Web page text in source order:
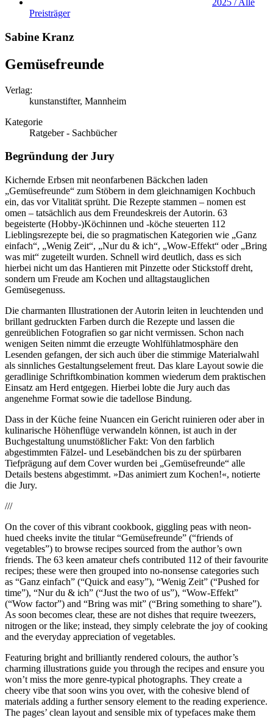
2025 / Alle
Preisträger
Sabine Kranz
Gemüsefreunde
Verlag:
kunstanstifter, Mannheim
Kategorie
Ratgeber - Sachbücher
Begründung der Jury
Kichernde Erbsen mit neonfarbenen Bäckchen laden
„Gemüsefreunde“ zum Stöbern in dem gleichnamigen Kochbuch
ein, das vor Vitalität sprüht. Die Rezepte stammen – nomen est
omen – tatsächlich aus dem Freundeskreis der Autorin. 63
begeisterte (Hobby-)Köchinnen und -köche steuerten 112
Lieblingsrezepte bei, die so pragmatischen Kategorien wie „Ganz
einfach“, „Wenig Zeit“, „Nur du & ich“, „Wow-Effekt“ oder „Bring
was mit“ zugeteilt wurden. Schnell wird deutlich, dass es sich
hierbei nicht um das Hantieren mit Pinzette oder Stickstoff dreht,
sondern um Freude am Kochen und alltagstauglichen
Gemüsegenuss.
Die charmanten Illustrationen der Autorin leiten in leuchtenden und
brillant gedruckten Farben durch die Rezepte und lassen die
genreüblichen Fotografien so gar nicht vermissen. Schon nach
wenigen Seiten nimmt die erzeugte Wohlfühlatmosphäre den
Lesenden gefangen, der sich auch über die stimmige Materialwahl
als sinnliches Gestaltungselement freut. Das klare Layout sowie die
geradlinige Schriftkombination kommen wiederum dem praktischen
Einsatz am Herd entgegen. Hierbei lobte die Jury auch das
angenehme Format sowie die tadellose Bindung.
Dass in der Küche feine Nuancen ein Gericht ruinieren oder aber in
kulinarische Höhenflüge verwandeln können, ist auch in der
Buchgestaltung unumstößlicher Fakt: Von den farblich
abgestimmten Fälzel- und Lesebändchen bis zu der spürbaren
Tiefprägung auf dem Cover wurden bei „Gemüsefreunde“ alle
Details bestens abgestimmt. »Das animiert zum Kochen!«, notierte
die Jury.
///
On the cover of this vibrant cookbook, giggling peas with neon-
hued cheeks invite the titular “Gemüsefreunde” (“friends of
vegetables”) to browse recipes sourced from the author’s own
friends. The 63 keen amateur chefs contributed 112 of their favourite
recipes; these were then grouped into no-nonsense categories such
as “Ganz einfach” (“Quick and easy”), “Wenig Zeit” (“Pushed for
time”), “Nur du & ich” (“Just the two of us”), “Wow-Effekt”
(“Wow factor”) and “Bring was mit” (“Bring something to share”).
As soon becomes clear, these are not dishes that require tweezers,
nitrogen or the like; instead, they simply celebrate the joy of cooking
and the everyday appreciation of vegetables.
Featuring bright and brilliantly rendered colours, the author’s
charming illustrations guide you through the recipes and ensure you
won’t miss the more genre-typical photographs. They create a
cheery vibe that soon wins you over, with the cohesive blend of
materials adding a further sensory element to the reading experience.
The pages’ clean layout and sensible mix of typefaces make them